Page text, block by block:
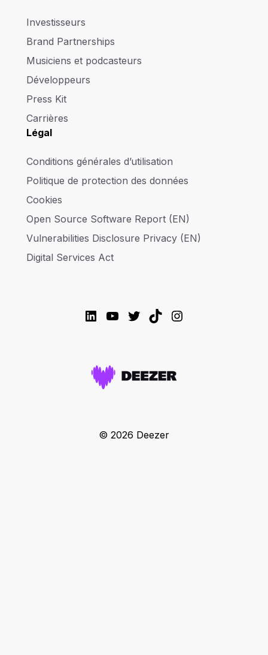
Investisseurs
Brand Partnerships
Musiciens et podcasteurs
Développeurs
Press Kit
Carrières
Légal
Conditions générales d’utilisation
Politique de protection des données
Cookies
Open Source Software Report (EN)
Vulnerabilities Disclosure Privacy (EN)
Digital Services Act
LinkedIn
YouTube
Twitter
TikTokInstagram
© 2026 Deezer